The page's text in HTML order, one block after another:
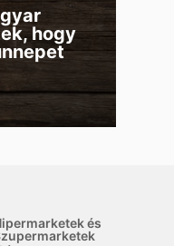
hogy
és